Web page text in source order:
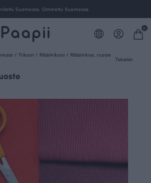
Suomessa. Ommeltu Suomessa.
0
/ Trikoot / Ribbitrikoot / Ribbitrikoo, ruoste
Takaisin